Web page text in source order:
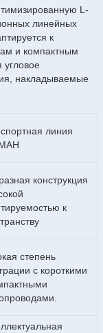
L-
линейных
к
и компактным
накладываемые
линия
конструкция
к
степень
с короткими